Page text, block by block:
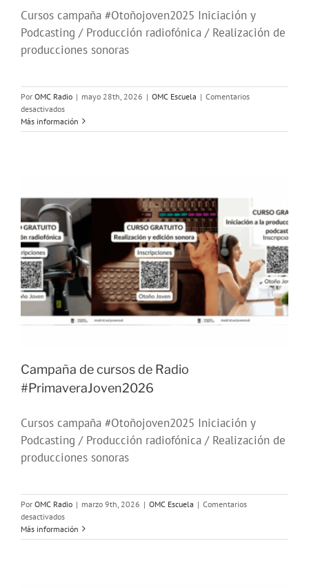
Cursos campaña #Otoñojoven2025 Iniciación y
Podcasting / Producción radiofónica / Realización de
producciones sonoras
Por OMC Radio | mayo 28th, 2026 | OMC Escuela | Comentarios
desactivadosen
Campaña
de
Más información
Campaña de cursos de Radio
#PrimaveraJoven2026
Cursos campaña #Otoñojoven2025 Iniciación y
Podcasting / Producción radiofónica / Realización de
producciones sonoras
Por OMC Radio | marzo 9th, 2026 | OMC Escuela | Comentarios
desactivadosen
Campaña
de
Más información